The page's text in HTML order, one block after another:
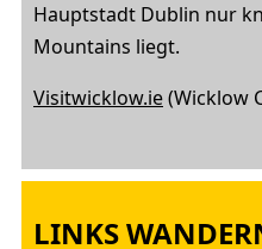
Hauptstadt Dublin nur
Mountains liegt.
Visitwicklow.ie(Wicklow
LINKS